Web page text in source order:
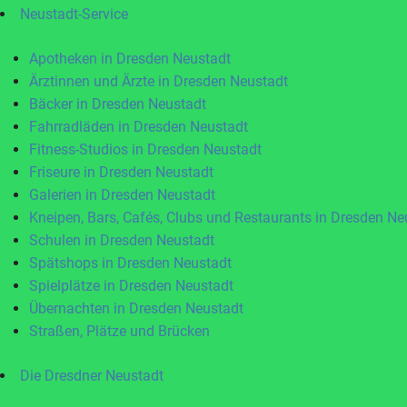
Neustadt-Service
Apotheken in Dresden Neustadt
Ärztinnen und Ärzte in Dresden Neustadt
Bäcker in Dresden Neustadt
Fahrradläden in Dresden Neustadt
Fitness-Studios in Dresden Neustadt
Friseure in Dresden Neustadt
Galerien in Dresden Neustadt
Kneipen, Bars, Cafés, Clubs und Restaurants in Dresden
Schulen in Dresden Neustadt
Spätshops in Dresden Neustadt
Spielplätze in Dresden Neustadt
Übernachten in Dresden Neustadt
Straßen, Plätze und Brücken
Die Dresdner Neustadt